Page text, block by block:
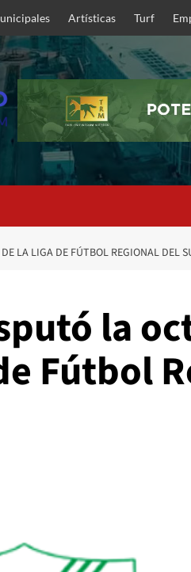
Artísticas Turf
LA LIGA DE FÚTBOL REGIONAL DEL
la
Fútbol